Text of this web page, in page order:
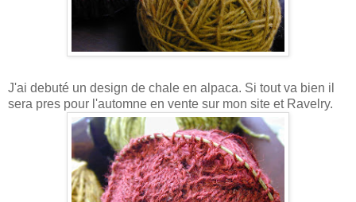
J'ai debuté un design de chale en alpaca. Si tout va bien il
sera pres pour l'automne en vente sur mon site et Ravelry.